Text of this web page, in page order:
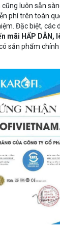
cũng luôn sẵn
phí trên toàn
Đặc biệt, các
mãi HẤP DẪN,
sản phẩm